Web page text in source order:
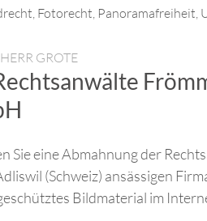
Fotorecht Panoramafreiheit
GROTE
Sie eine Abmahnung der
(Schweiz) ansässigen
Bildmaterial im